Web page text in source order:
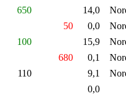
650 14,0
50 0,0
100 15,9
680 0,1
110 9,1
0,0